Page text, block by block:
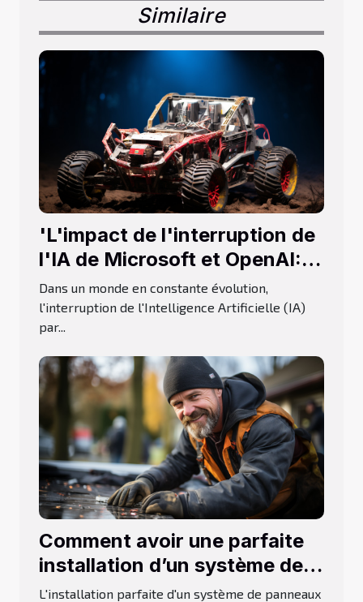
Similaire
'L'impact de l'interruption de
l'IA de Microsoft et OpenAI:
Une perspective d'Elon Musk'
Dans un monde en constante évolution,
l'interruption de l'Intelligence Artificielle (IA)
par...
Comment avoir une parfaite
installation d’un système de
panneaux solaires ?
L'installation parfaite d'un système de panneaux